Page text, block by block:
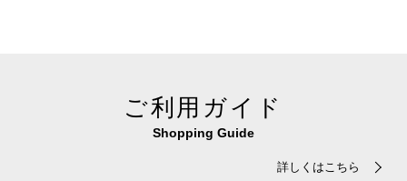
ご利用ガイド
Shopping Guide
詳しくはこちら